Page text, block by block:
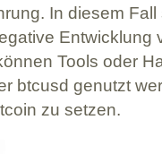
In diesem
Entwicklung
Tools oder
btcusd genutzt
zu setzen.